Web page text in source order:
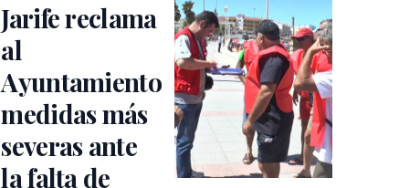
Jarife reclama
al
Ayuntamiento
medidas más
severas ante
la falta de